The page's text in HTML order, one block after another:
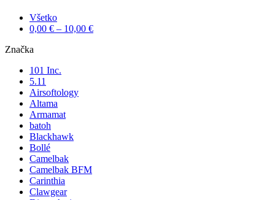
Všetko
0,00 € – 10,00 €
Značka
101 Inc.
5.11
Airsoftology
Altama
Armamat
batoh
Blackhawk
Bollé
Camelbak
Camelbak BFM
Carinthia
Clawgear